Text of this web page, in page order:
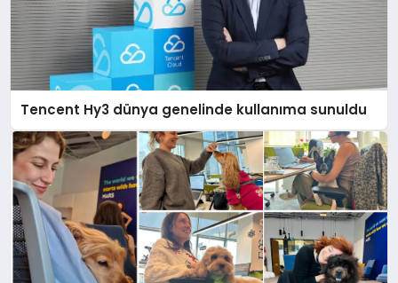
Tencent Hy3 dünya genelinde kullanıma sunuldu